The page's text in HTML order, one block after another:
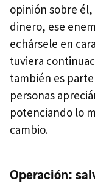
opinión sobre
dinero, ese
echársele en
tuviera
también es
personas
potenciando lo
cambio.
Operación: